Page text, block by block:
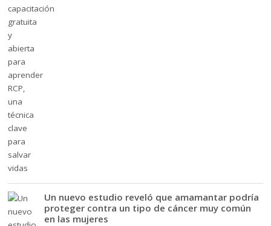
Un nuevo estudio reveló que amamantar podría
proteger contra un tipo de cáncer muy común
en las mujeres